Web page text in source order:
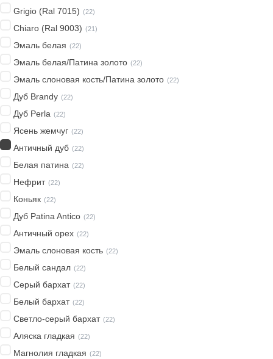
Grigio (Ral 7015) (22)
Chiaro (Ral 9003) (21)
Эмаль белая (22)
Эмаль белая/Патина золото (22)
Эмаль слоновая кость/Патина золото (22)
Дуб Brandy (22)
Дуб Perla (22)
Ясень жемчуг (22)
Античный дуб (22)
Белая патина (22)
Нефрит (22)
Коньяк (22)
Дуб Patina Antico (22)
Античный орех (22)
Эмаль слоновая кость (22)
Белый сандал (22)
Серый бархат (22)
Белый бархат (22)
Светло-серый бархат (22)
Аляска гладкая (22)
Магнолия гладкая (22)